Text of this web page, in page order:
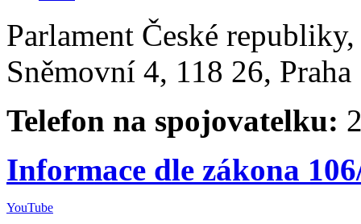
Parlament České
Sněmovní 4, 118 26,
Telefon na spojovatelku:
Informace dle zákona
YouTube